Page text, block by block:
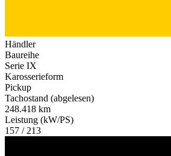
Händler
Baureihe
Serie IX
Karosserieform
Pickup
Tachostand (abgelesen)
248.418 km
Leistung (kW/PS)
157 / 213